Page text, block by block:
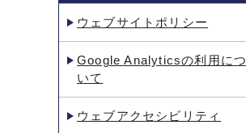
ウェブサイトポリシー
Google Analyticsの利⽤につ
いて
ウェブアクセシビリティ